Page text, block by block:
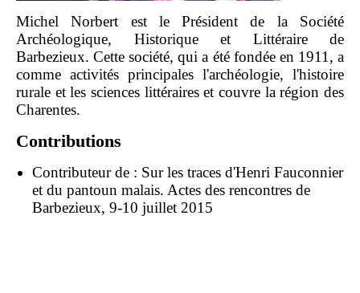
Michel Norbert est le Président de la Société
Archéologique, Historique et Littéraire de
Barbezieux. Cette société, qui a été fondée en 1911, a
comme activités principales l'archéologie, l'histoire
rurale et les sciences littéraires et couvre la région des
Charentes.
Contributions
Contributeur de : Sur les traces d'Henri Fauconnier
et du pantoun malais. Actes des rencontres de
Barbezieux, 9-10 juillet 2015